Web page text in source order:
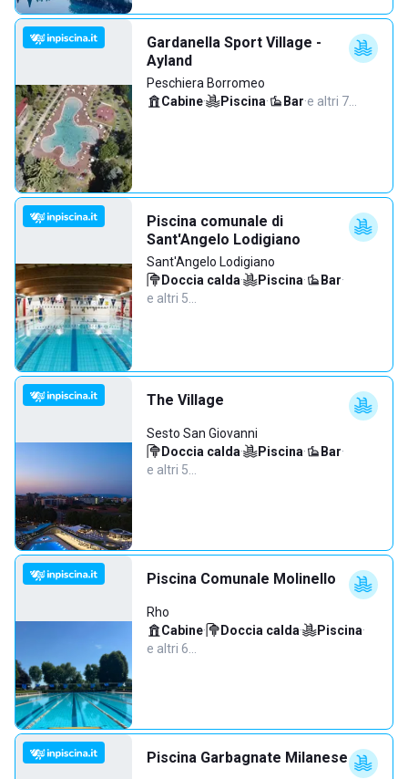
Gardanella Sport Village -
Ayland
Peschiera Borromeo
Cabine· Piscina· Bar·e altri 7…
Piscina comunale di
Sant'Angelo Lodigiano
Sant'Angelo Lodigiano
Doccia calda· Piscina· Bar·
e altri 5…
The Village
Sesto San Giovanni
Doccia calda· Piscina· Bar·
e altri 5…
Piscina Comunale Molinello
Rho
Cabine· Doccia calda· Piscina·
e altri 6…
Piscina Garbagnate Milanese